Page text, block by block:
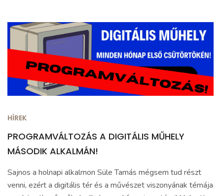
HÍREK
PROGRAMVÁLTOZÁS A DIGITÁLIS MŰHELY
MÁSODIK ALKALMÁN!
Sajnos a holnapi alkalmon Süle Tamás mégsem tud részt
venni, ezért a digitális tér és a művészet viszonyának témája